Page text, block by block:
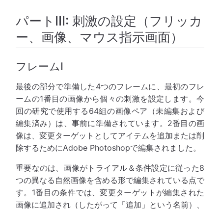
パートIII: 刺激の設定（フリッカ
ー、画像、マウス指示画面）
フレームI
最後の部分で準備した4つのフレームに、最初のフレ
ームの1番目の画像から個々の刺激を設定します。今
回の研究で使用する64組の画像ペア（未編集および
編集済み）は、事前に準備されています。2番目の画
像は、変更ターゲットとしてアイテムを追加または削
除するためにAdobe Photoshopで編集されました。
重要なのは、画像がトライアル＆条件設定に従った8
つの異なる自然画像を含める形で編集されている点で
す。1番目の条件では、変更ターゲットが編集された
画像に追加され（したがって「追加」という名前）、